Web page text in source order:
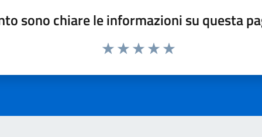
sono chiare le informazioni su questa